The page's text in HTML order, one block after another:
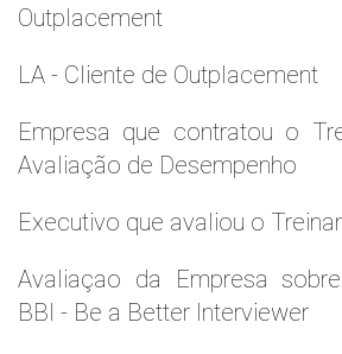
Outplacement
LA - Cliente de Outplacement
Empresa que contratou o
Avaliação de Desempenho
Executivo que avaliou o
Avaliaçao da Empresa
BBI - Be a Better Interviewer